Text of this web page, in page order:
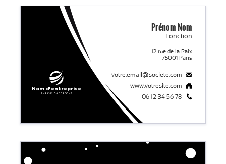
06 12 34 56 78
www.votresite.com
votre.email@societe.com
Fonction
12 rue de la Paix
75001 Paris
PrénomNom
Nom d'entreprise
Phrase d'accroche